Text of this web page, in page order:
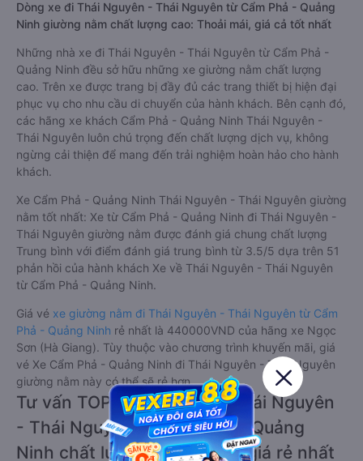
Dòng xe đi Thái Nguyên - Thái Nguyên từ Cẩm Phả - Quảng
Ninh giường nằm chất lượng cao: Thoải mái, giá cả tốt nhất
Những nhà xe đi Thái Nguyên - Thái Nguyên từ Cẩm Phả -
Quảng Ninh đều sở hữu những xe giường nằm chất lượng
cao. Trên xe được trang bị đầy đủ các trang thiết bị hiện đại
phục vụ cho nhu cầu di chuyển của hành khách. Bên cạnh đó,
các hãng xe khách Cẩm Phả - Quảng Ninh Thái Nguyên -
Thái Nguyên luôn chú trọng đến chất lượng dịch vụ, không
ngừng cải thiện để mang đến trải nghiệm hoàn hảo cho hành
khách.
Xe Cẩm Phả - Quảng Ninh Thái Nguyên - Thái Nguyên giường
nằm tốt nhất: Xe từ Cẩm Phả - Quảng Ninh đi Thái Nguyên -
Thái Nguyên giường nằm được đánh giá chung chất lượng
Trung bình với điểm đánh giá trung bình từ 3.5/5 dựa trên 51
phản hồi của hành khách Xe về Thái Nguyên - Thái Nguyên
từ Cẩm Phả - Quảng Ninh.
Giá vé xe giường nằm đi Thái Nguyên - Thái Nguyên từ Cẩm
Phả - Quảng Ninh rẻ nhất là 440000VND của hãng xe Ngọc
Sơn (Hà Giang). Tùy thuộc vào chương trình khuyến mãi, giá
vé Xe Cẩm Phả - Quảng Ninh đi Thái Nguyên - Thái Nguyên
giường nằm này có thể sẽ rẻ hơn.
Tư vấn TOP 2 xe khách đi Thái Nguyên
- Thái Nguyên từ Cẩm Phả - Quảng
Ninh chất lượng cao, uy tín, giá rẻ nhất